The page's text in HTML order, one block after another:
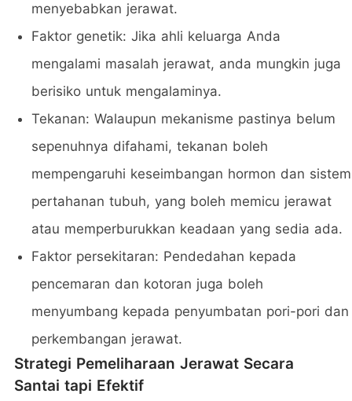
menyebabkan jerawat.
Faktor genetik: Jika ahli keluarga Anda
mengalami masalah jerawat, anda mungkin juga
berisiko untuk mengalaminya.
Tekanan: Walaupun mekanisme pastinya belum
sepenuhnya difahami, tekanan boleh
mempengaruhi keseimbangan hormon dan sistem
pertahanan tubuh, yang boleh memicu jerawat
atau memperburukkan keadaan yang sedia ada.
Faktor persekitaran: Pendedahan kepada
pencemaran dan kotoran juga boleh
menyumbang kepada penyumbatan pori-pori dan
perkembangan jerawat.
Strategi Pemeliharaan Jerawat Secara
Santai tapi Efektif